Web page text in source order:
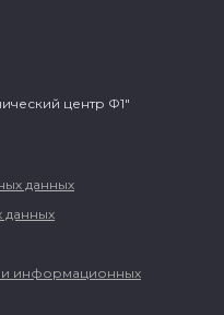
центр Ф1"
данных
данных
и информационных